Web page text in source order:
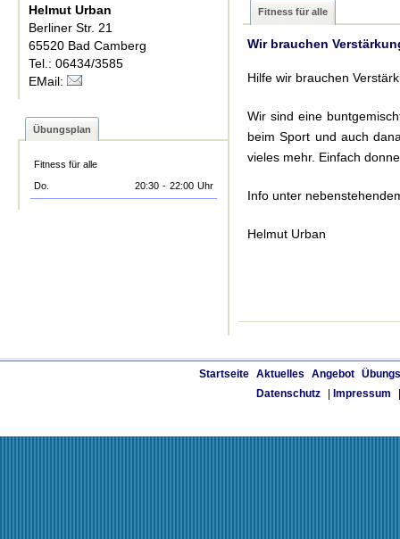
Helmut Urban
Berliner Str. 21
65520 Bad Camberg
Tel.: 06434/3585
EMail:
Übungsplan
Fitness für alle
Do.
20:30 - 22:00 Uhr
Fitness für alle
Wir brauchen
Hilfe wir brauchen
Wir sind eine
beim Sport und auch
vieles mehr. Einfach
Info unter
Helmut Urban
Startseite Aktuelles Angebot
Datenschutz
Impressum